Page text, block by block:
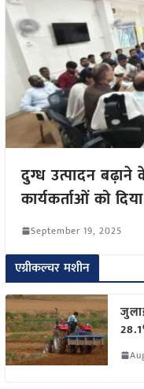
दुग्ध उत्पादन
कार्यकर्ताओं को
September 19, 2025
एग्रीकल्चर मशीन